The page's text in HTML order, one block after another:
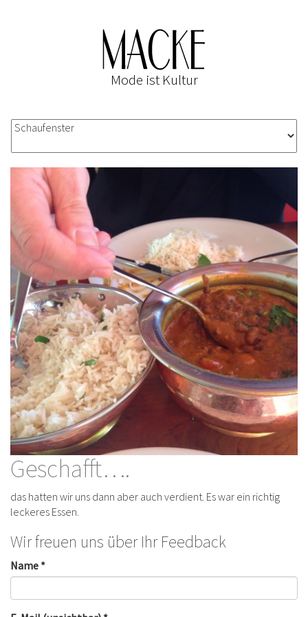
Mode ist Kultur
Geschafft….
das hatten wir uns dann aber auch verdient. Es war ein richtig
leckeres Essen.
Wir freuen uns über Ihr Feedback
Name *